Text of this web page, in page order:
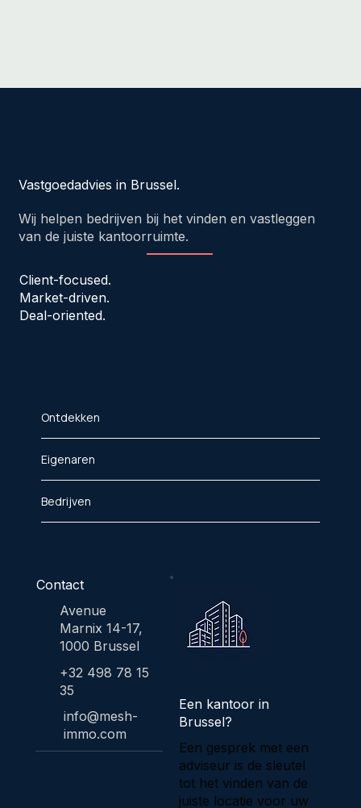
Vastgoedadvies in Brussel.
Wij helpen bedrijven bij het vinden en vastleggen
van de juiste kantoorruimte.
Client-focused.
Market-driven.
Deal-oriented.
Ontdekken
Eigenaren
Bedrijven
Contact
Avenue
Marnix 14-17,
1000 Brussel
+32 498 78 15
35
info@mesh-
immo.com
Een kantoor in
Brussel?
Een gesprek met een
adviseur is de sleutel
tot het vinden van de
juiste locatie voor uw